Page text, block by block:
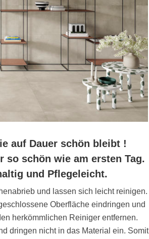
auf Dauer schön bleibt !
so schön wie am ersten Tag.
und Pflegeleicht.
und lassen sich leicht reinigen.
Oberfläche eindringen und
herkömmlichen Reiniger entfernen.
dringen nicht in das Material ein. Somit